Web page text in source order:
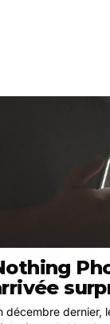
décembre dernier,